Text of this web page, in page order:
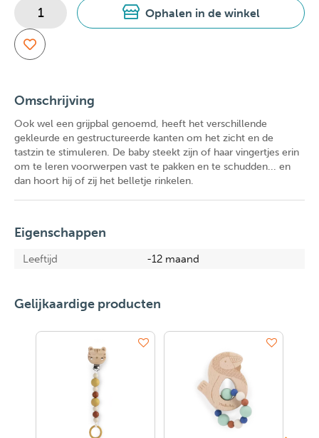
Ophalen in de winkel
Omschrijving
Ook wel een grijpbal genoemd, heeft het verschillende
gekleurde en gestructureerde kanten om het zicht en de
tastzin te stimuleren. De baby steekt zijn of haar vingertjes erin
om te leren voorwerpen vast te pakken en te schudden... en
dan hoort hij of zij het belletje rinkelen.
Eigenschappen
Leeftijd -12 maand
Gelijkaardige producten